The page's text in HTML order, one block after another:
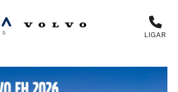
LIGAR